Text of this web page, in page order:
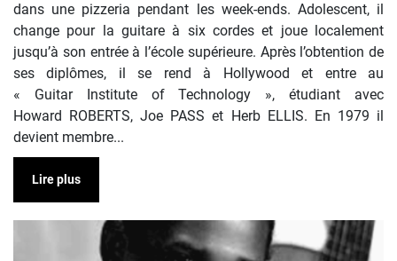
dans une pizzeria pendant les week-ends. Adolescent, il
change pour la guitare à six cordes et joue localement
jusqu’à son entrée à l’école supérieure. Après l’obtention de
ses diplômes, il se rend à Hollywood et entre au
« Guitar Institute of Technology », étudiant avec
Howard ROBERTS, Joe PASS et Herb ELLIS. En 1979 il
devient membre...
Lire plus